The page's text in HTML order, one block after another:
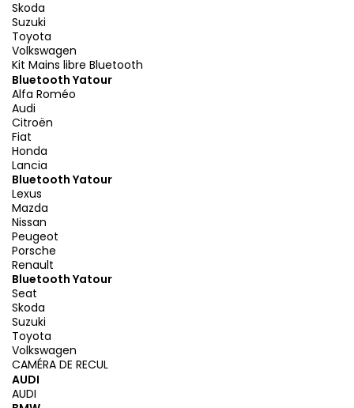
Skoda
Suzuki
Toyota
Volkswagen
Kit Mains libre Bluetooth
Bluetooth Yatour
Alfa Roméo
Audi
Citroën
Fiat
Honda
Lancia
Bluetooth Yatour
Lexus
Mazda
Nissan
Peugeot
Porsche
Renault
Bluetooth Yatour
Seat
Skoda
Suzuki
Toyota
Volkswagen
CAMÉRA DE RECUL
AUDI
AUDI